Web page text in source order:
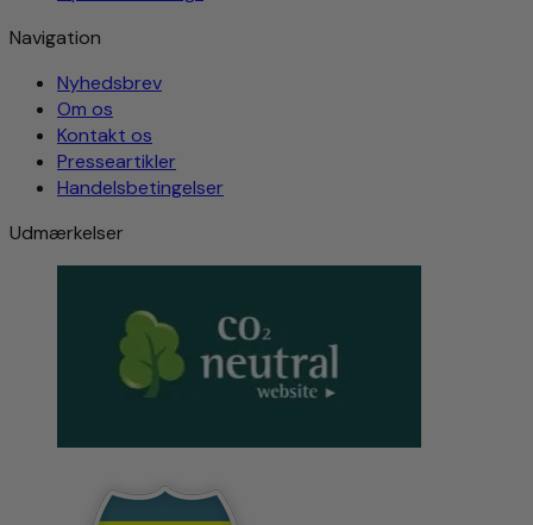
Navigation
Nyhedsbrev
Om os
Kontakt os
Presseartikler
Handelsbetingelser
Udmærkelser